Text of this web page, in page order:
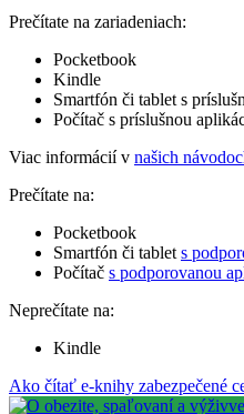
Prečítate na zariadeniach:
Pocketbook
Kindle
Smartfón či tablet s
Počítač s príslušnou
Viac informácií v našich
Prečítate na:
Pocketbook
Smartfón či tablet s
Počítač s podporovanou
Neprečítate na:
Kindle
Ako čítať e-knihy zabezpečené